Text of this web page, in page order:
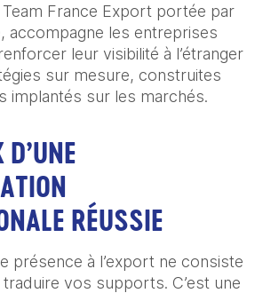
France Export portée par
accompagne les entreprises
leur visibilité à l’étranger
sur mesure, construites
implantés sur les marchés.
RÉUSSIE
présence à l’export ne consiste
vos supports. C’est une